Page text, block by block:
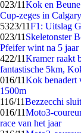
023/11Kok en
Cup-zeges in Calgary
5323/11F1: Uitslag
023/11 Skeletonster
Pfeifer wint na 5 jaar
422/11Kramer raakt
fantastische 5km,
016/11Kok benadert
1500m
116/11Bezzecchi
016/11Moto3-
race van het jaar